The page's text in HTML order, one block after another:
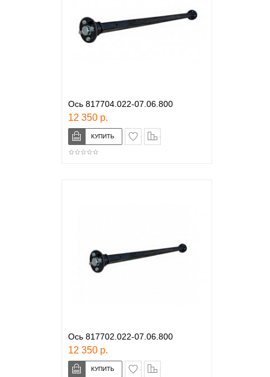
Ось 817704.022-07.06.800
12 350 р.
в закладки
Ось 817702.022-07.06.800
12 350 р.
в закладки